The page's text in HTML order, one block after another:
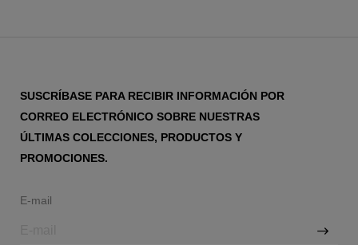
SUSCRÍBASE PARA RECIBIR INFORMACIÓN POR
CORREO ELECTRÓNICO SOBRE NUESTRAS
ÚLTIMAS COLECCIONES, PRODUCTOS Y
PROMOCIONES.
E-mail